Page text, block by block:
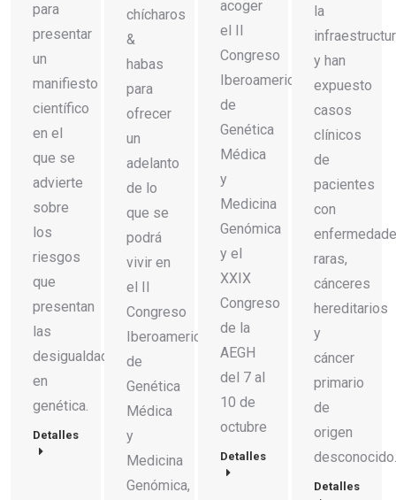
para
presentar
un
manifiesto
científico
en el
que se
advierte
sobre
los
riesgos
que
presentan
las
desigualdades
en
genética.
Detalles
chícharos
&
habas
para
ofrecer
un
adelanto
de lo
que se
podrá
vivir en
el II
Congreso
Iberoamericano
de
Genética
Médica
y
Medicina
Genómica,
acoger
el II
Congreso
Iberoamericano
de
Genética
Médica
y
Medicina
Genómica
y el
XXIX
Congreso
de la
AEGH
del 7 al
10 de
octubre
Detalles
la
y han
expuesto
casos
clínicos
de
pacientes
con
raras,
cánceres
hereditarios
y
cáncer
primario
de
origen
desconocido.
Detalles